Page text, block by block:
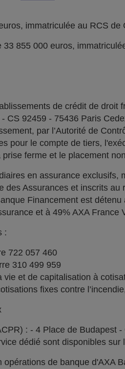
immatriculée au RCS
855 000 euros,
de crédit de droit
CS 92459 - 75436 Paris
par l’Autorité de
pour le compte de tiers,
ferme et le placement
en assurance exclusifs,
Assurances et inscrits
Financement est
et à 49% AXA France
:
722 057 460
310 499 959
et de capitalisation à
fixes contre
: - 4 Place de Budapest
dédié sont disponibles sur
de banque d'AXA